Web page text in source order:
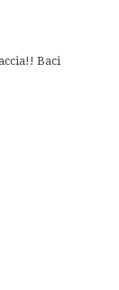
Baci